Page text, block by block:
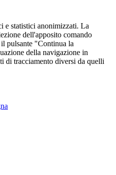
e statistici anonimizzati. La
dell'apposito comando
pulsante "Continua la
della navigazione in
di tracciamento diversi da quelli